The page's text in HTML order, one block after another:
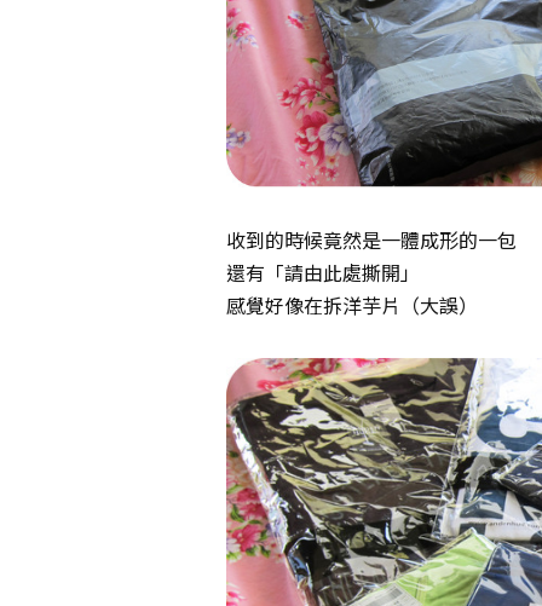
收到的時候竟然是一體成形的一包
還有「請由此處撕開」
感覺好像在拆洋芋片（大誤）